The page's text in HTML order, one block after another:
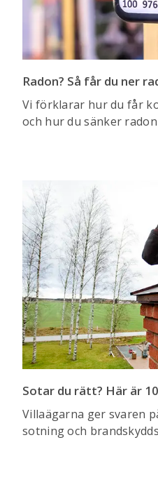
Radon? Så får du ner
Vi förklarar hur du får
och hur du sänker
Sotar du rätt? Här är
Villaägarna ger svaren
sotning och